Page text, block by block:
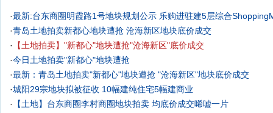
·最新:台东商圈明霞路1号地块规划公示 乐购进驻建5层综合
·青岛土地拍卖新都心地块遭抢 沧海新区地块底价成交
·
【土地拍卖】"新都心"地块遭抢"沧海新区"底价成交
·今日土地拍卖"新都心"地块遭抢
·最新：青岛土地拍卖"新都心"地块遭抢 "沧海新区"地块底价成交
·城阳29宗地块拟被征收 10幅建纯住宅5幅建商业
·
【土地】台东商圈李村商圈地块拍卖 均底价成交唏嘘一片